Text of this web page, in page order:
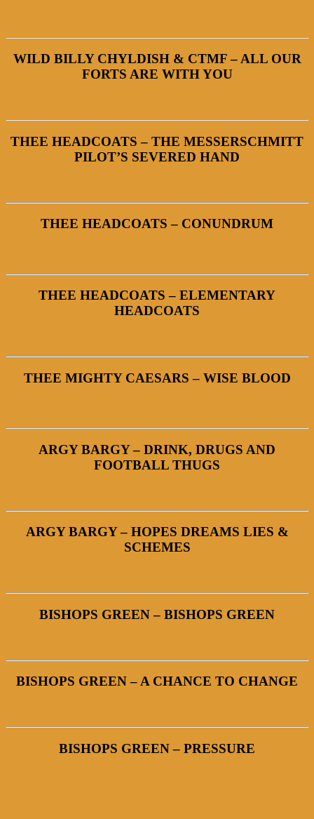
WILD BILLY CHYLDISH & CTMF – ALL OUR
FORTS ARE WITH YOU
THEE HEADCOATS – THE MESSERSCHMITT
PILOT’S SEVERED HAND
THEE HEADCOATS – CONUNDRUM
THEE HEADCOATS – ELEMENTARY
HEADCOATS
THEE MIGHTY CAESARS – WISE BLOOD
ARGY BARGY – DRINK, DRUGS AND
FOOTBALL THUGS
ARGY BARGY – HOPES DREAMS LIES &
SCHEMES
BISHOPS GREEN – BISHOPS GREEN
BISHOPS GREEN – A CHANCE TO CHANGE
BISHOPS GREEN – PRESSURE